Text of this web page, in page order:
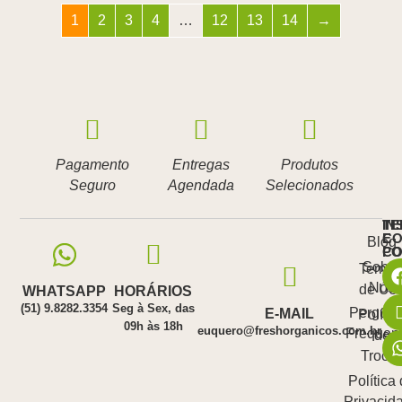
1 2 3 4 … 12 13 14 →
Pagamento
Seguro
Entregas
Agendada
Produtos
Selecionados
WHATSAPP
(51) 9.8282.3354 E-MAIL
euquero@freshorganicos.com.br
HORÁRIOS
Seg à Sex, das
09h às 18h
Blog
Sobre
Nós
E
de
de
Política